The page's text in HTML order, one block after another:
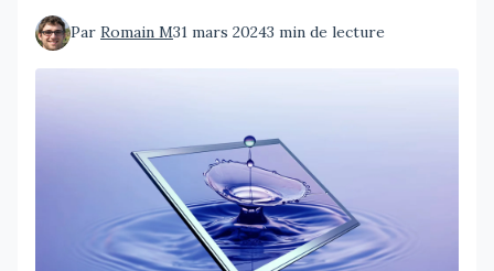
Par Romain M31 mars 20243 min de lecture